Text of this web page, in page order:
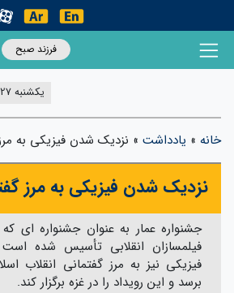
فرزند صبح
یکشنبه 27 اسفند 1396، ساعت 15:14
خانه » یادداشت » نزدیک شدن فیزیکی به
نزدیک شدن فیزیکی به مرز
جشنواره عمار به عنوان جشنواره ای
فیلمسازان انقلابی تأسیس شده
فیزیکی نیز به مرز گفتمانی انقلاب
برسد و این رویداد را در غزه برگزار کند.